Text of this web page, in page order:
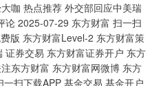
咖 热点推荐 外交部回应中美瑞
论 2025-07-29 东方财富 扫一扫
版 东方财富Level-2 东方财富策
券交易 东方财富证券开户 东方
东方财富 东方财富网微博 东方
扫下载APP 基金交易 基金开户